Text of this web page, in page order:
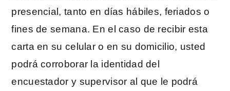
presencial, tanto en días hábiles, feriados o
fines de semana. En el caso de recibir esta
carta en su celular o en su domicilio, usted
podrá corroborar la identidad del
encuestador y supervisor al que le podrá